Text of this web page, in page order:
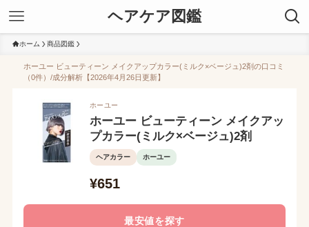
ヘアケア図鑑
ホーム 商品図鑑
ホーユー ビューティーン メイクアップカラー(ミルク×ベージュ)2剤の口コミ
（0件）/成分解析【2026年4月26日更新】
ホーユー
ホーユー ビューティーン メイクアッ
プカラー(ミルク×ベージュ)2剤
ヘアカラー ホーユー
¥651
最安値を探す